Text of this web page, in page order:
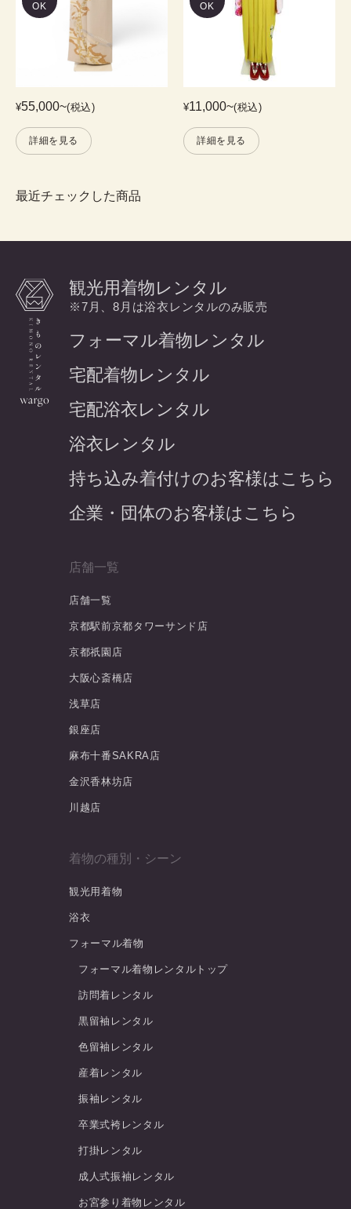
OK
¥55,000~(税込)
詳細を見る
OK
¥11,000~(税込)
詳細を見る
最近チェックした商品
観光用着物レンタル
※7月、8月は浴衣レンタルのみ販売
フォーマル着物レンタル
宅配着物レンタル
宅配浴衣レンタル
浴衣レンタル
持ち込み着付けのお客様はこちら
企業・団体のお客様はこちら
店舗一覧
店舗一覧
京都駅前京都タワーサンド店
京都祇園店
大阪心斎橋店
浅草店
銀座店
麻布十番SAKRA店
金沢香林坊店
川越店
着物の種別・シーン
観光用着物
浴衣
フォーマル着物
フォーマル着物レンタルトップ
訪問着レンタル
黒留袖レンタル
色留袖レンタル
産着レンタル
振袖レンタル
卒業式袴レンタル
打掛レンタル
成人式振袖レンタル
お宮参り着物レンタル